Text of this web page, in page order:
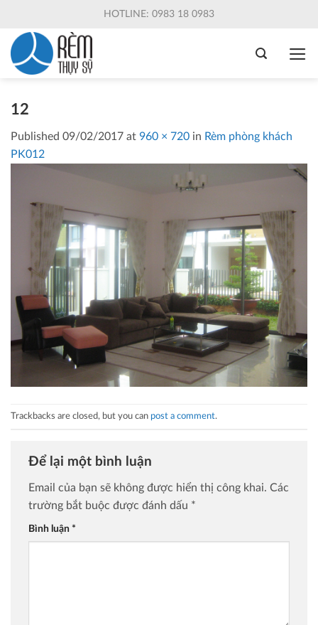
content
HOTLINE: 0983 18 0983
12
Published 09/02/2017 at 960 × 720 in Rèm phòng khách
PK012
Trackbacks are closed, but you can post a comment.
Để lại một bình luận
Email của bạn sẽ không được hiển thị công khai. Các
trường bắt buộc được đánh dấu *
Bình luận *